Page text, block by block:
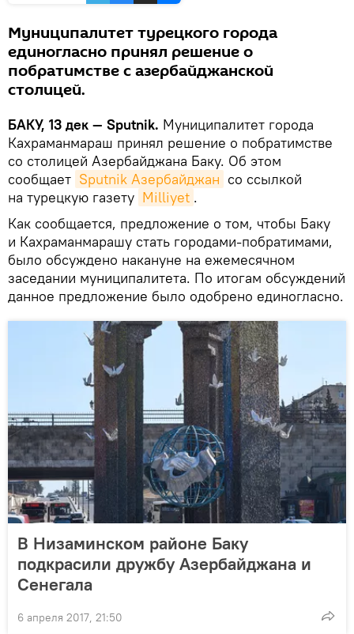
Муниципалитет турецкого города
единогласно принял решение о
побратимстве с азербайджанской
столицей.
БАКУ, 13 дек — Sputnik. Муниципалитет города
Кахраманмараш принял решение о побратимстве
со столицей Азербайджана Баку. Об этом
сообщает Sputnik Азербайджан со ссылкой
на турецкую газету Milliyet .
Как сообщается, предложение о том, чтобы Баку
и Кахраманмарашу стать городами-побратимами,
было обсуждено накануне на ежемесячном
заседании муниципалитета. По итогам обсуждений
данное предложение было одобрено единогласно.
В Низаминском районе Баку
подкрасили дружбу Азербайджана и
Сенегала
6 апреля 2017, 21:50